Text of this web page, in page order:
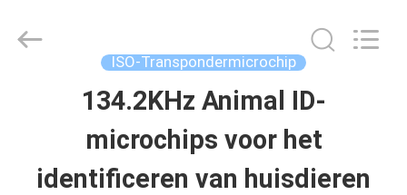
PRODUCTEN
Technology
ISO-Transpondermicrochip
134.2KHz Animal ID-
microchips voor het
identificeren van huisdieren